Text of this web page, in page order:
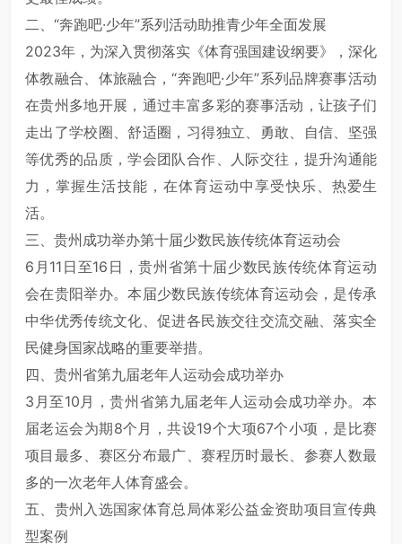
二、“奔跑吧·少年”系列活动助推青少年全面发展
2023年，为深入贯彻落实《体育强国建设纲要》，深化
体教融合、体旅融合，“奔跑吧·少年”系列品牌赛事活动
在贵州多地开展，通过丰富多彩的赛事活动，让孩子们
走出了学校圈、舒适圈，习得独立、勇敢、自信、坚强
等优秀的品质，学会团队合作、人际交往，提升沟通能
力，掌握生活技能，在体育运动中享受快乐、热爱生
活。
三、贵州成功举办第十届少数民族传统体育运动会
6月11日至16日，贵州省第十届少数民族传统体育运动
会在贵阳举办。本届少数民族传统体育运动会，是传承
中华优秀传统文化、促进各民族交往交流交融、落实全
民健身国家战略的重要举措。
四、贵州省第九届老年人运动会成功举办
3月至10月，贵州省第九届老年人运动会成功举办。本
届老运会为期8个月，共设19个大项67个小项，是比赛
项目最多、赛区分布最广、赛程历时最长、参赛人数最
多的一次老年人体育盛会。
五、贵州入选国家体育总局体彩公益金资助项目宣传典
型案例